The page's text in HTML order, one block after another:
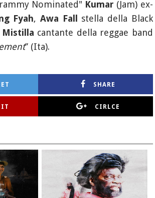
Nominated" Kumar (Jam) ex-
Fyah,Awa Fall
stella della Black
Mistilla cantante della reggae band
’’ (Ita).
SHARE
IT CIRLCE